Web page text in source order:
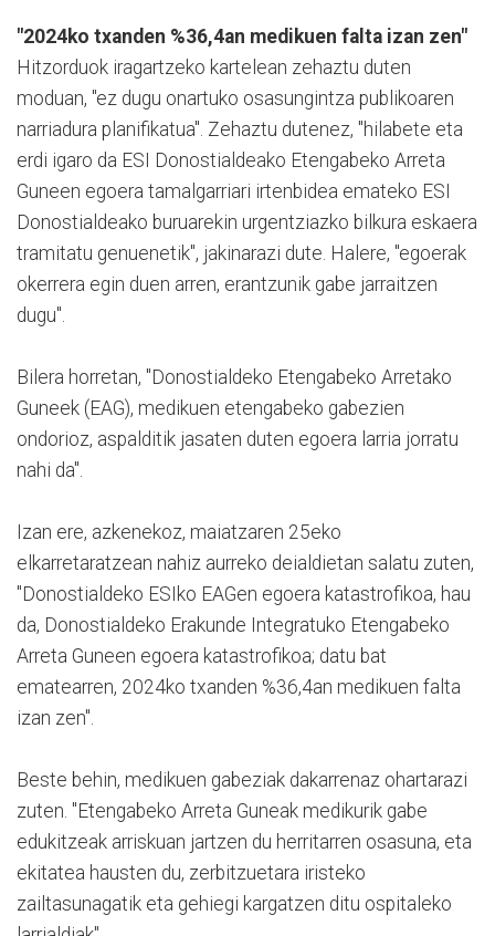
"2024ko txanden %36,4an medikuen falta izan zen"
Hitzorduok iragartzeko kartelean zehaztu duten
moduan, "ez dugu onartuko osasungintza publikoaren
narriadura planifikatua". Zehaztu dutenez, "hilabete eta
erdi igaro da ESI Donostialdeako Etengabeko Arreta
Guneen egoera tamalgarriari irtenbidea emateko ESI
Donostialdeako buruarekin urgentziazko bilkura eskaera
tramitatu genuenetik", jakinarazi dute. Halere, "egoerak
okerrera egin duen arren, erantzunik gabe jarraitzen
dugu".
Bilera horretan, " Donostialdeko Etengabeko Arretako
Guneek (EAG), medikuen etengabeko gabezien
ondorioz, aspalditik jasaten duten egoera larria jorratu
nahi da".
Izan ere, azkenekoz, maiatzaren 25eko
elkarretaratzean nahiz aurreko deialdietan salatu zuten,
"Donostialdeko ESIko EAGen egoera katastrofikoa, hau
da, Donostialdeko Erakunde Integratuko Etengabeko
Arreta Guneen egoera katastrofikoa; datu bat
ematearren, 2024ko txanden %36,4an medikuen falta
izan zen".
Beste behin, medikuen gabeziak dakarrenaz ohartarazi
zuten. "Etengabeko Arreta Guneak medikurik gabe
edukitzeak arriskuan jartzen du herritarren osasuna, eta
ekitatea hausten du, zerbitzuetara iristeko
zailtasunagatik eta gehiegi kargatzen ditu ospitaleko